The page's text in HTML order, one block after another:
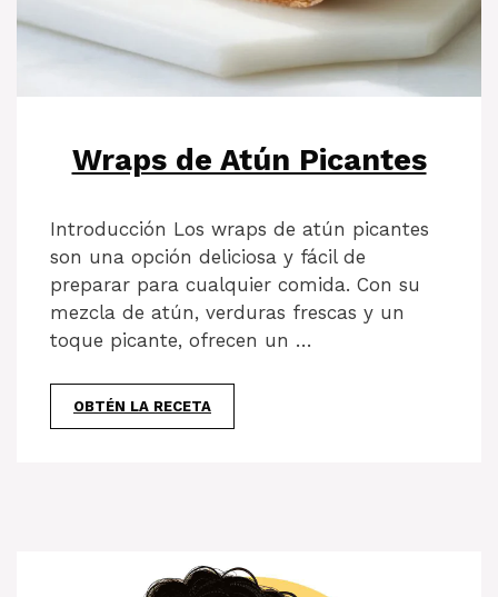
Wraps de Atún Picantes
Introducción Los wraps de atún picantes
son una opción deliciosa y fácil de
preparar para cualquier comida. Con su
mezcla de atún, verduras frescas y un
toque picante, ofrecen un …
OBTÉN LA RECETA